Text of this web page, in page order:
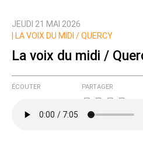
JEUDI 21 MAI 2026
LA VOIX DU MIDI / QUERCY
La voix du midi /
ÉCOUTER PARTAGER